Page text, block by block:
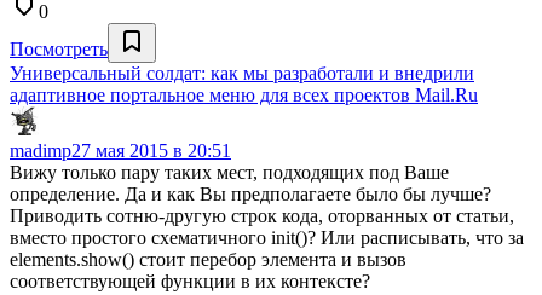
0
Посмотреть
Универсальный солдат: как мы разработали и внедрили
адаптивное портальное меню для всех проектов Mail.Ru
madimp27 мая 2015 в 20:51
Вижу только пару таких мест, подходящих под Ваше
определение. Да и как Вы предполагаете было бы лучше?
Приводить сотню-другую строк кода, оторванных от статьи,
вместо простого схематичного init()? Или расписывать, что за
elements.show() стоит перебор элемента и вызов
соответствующей функции в их контексте?